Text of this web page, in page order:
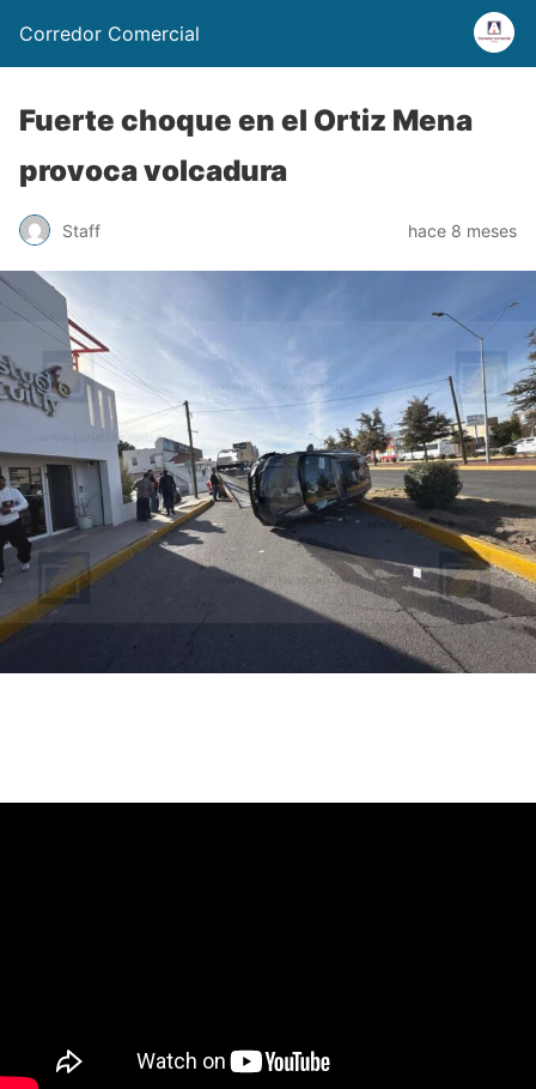
Corredor Comercial
Fuerte choque en el Ortiz Mena
provoca volcadura
Staff hace 8 meses